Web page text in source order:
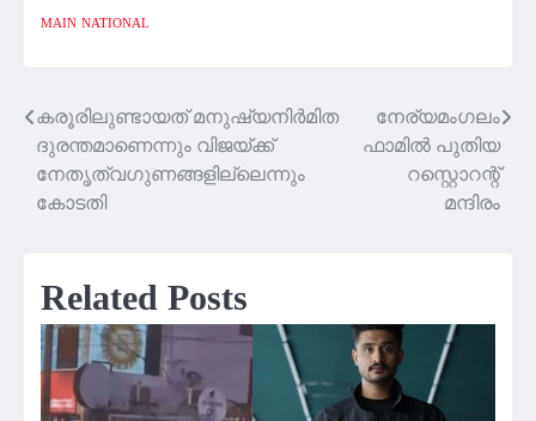
MAIN NATIONAL
Post
navigation
കരൂരിലുണ്ടായത് മനുഷ്യനിർമിത
ദുരന്തമാണെന്നും വിജയ്ക്ക്
നേതൃത്വഗുണങ്ങളില്ലെന്നും
കോടതി
നേര്യമംഗലം
ഫാമിൽ പുതിയ
റസ്റ്റാെറന്റ്
മന്ദിരം
Related Posts